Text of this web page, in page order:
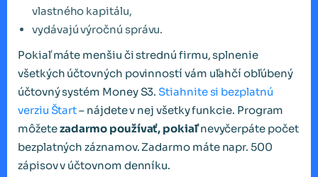
vlastného kapitálu,
vydávajú výročnú správu.
Pokiaľ máte menšiu či strednú firmu, splnenie
všetkých účtovných povinností vám uľahčí obľúbený
účtovný systém Money S3. Stiahnite si bezplatnú
verziu Štart– nájdete v nej všetky funkcie. Program
môžetezadarmo používať, pokiaľnevyčerpáte počet
bezplatných záznamov. Zadarmo máte napr. 500
zápisov v účtovnom denníku.